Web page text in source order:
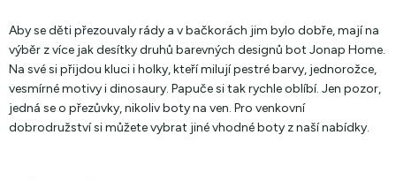
Aby se děti přezouvaly rády a v bačkorách jim bylo dobře, mají na
výběr z více jak desítky druhů barevných designů bot Jonap Home.
Na své si přijdou kluci i holky, kteří milují pestré barvy, jednorožce,
vesmírné motivy i dinosaury. Papuče si tak rychle oblíbí. Jen pozor,
jedná se o přezůvky, nikoliv boty na ven. Pro venkovní
dobrodružství si můžete vybrat jiné vhodné boty z naší nabídky.